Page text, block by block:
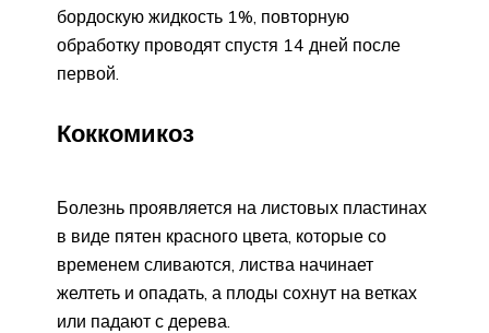
бордоскую жидкость 1%, повторную
обработку проводят спустя 14 дней после
первой.
Коккомикоз
Болезнь проявляется на листовых пластинах
в виде пятен красного цвета, которые со
временем сливаются, листва начинает
желтеть и опадать, а плоды сохнут на ветках
или падают с дерева.